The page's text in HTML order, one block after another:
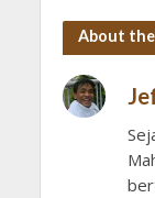
About